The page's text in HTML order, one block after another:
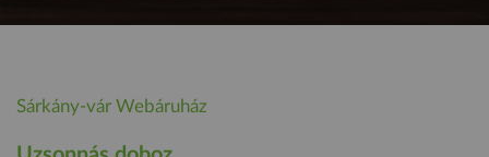
Sárkány-vár Webáruház